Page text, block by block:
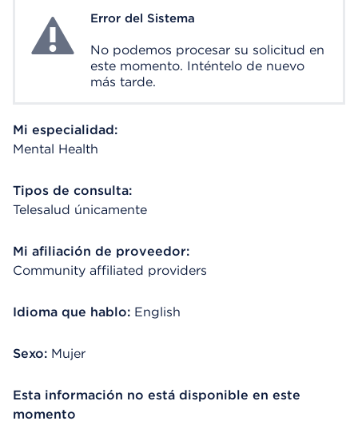
System ErrorError del Sistema
No podemos procesar su solicitud en
este momento. Inténtelo de nuevo
más tarde.
Mi especialidad:
Mental Health
Tipos de consulta:
Telesalud únicamente
Mi afiliación de proveedor:
Community affiliated providers
Idioma que hablo: English
Sexo: Mujer
Esta información no está disponible en este
momento